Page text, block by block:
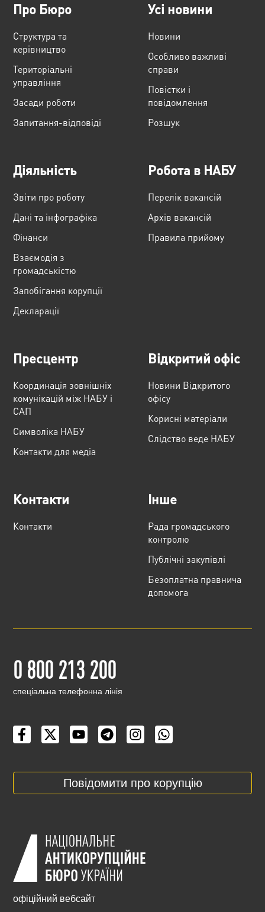
Про Бюро
Структура та
керівництво
Територіальні
управління
Засади роботи
Запитання-відповіді
Усі новини
Новини
Особливо важливі
справи
Повістки і
повідомлення
Розшук
Діяльність
Звіти про роботу
Дані та інфографіка
Фінанси
Взаємодія з
громадськістю
Запобігання корупції
Декларації
Робота в НАБУ
Перелік вакансій
Архів вакансій
Правила прийому
Пресцентр
Координація зовнішніх
комунікацій між НАБУ і
САП
Cимволіка НАБУ
Контакти для медіа
Відкритий офіс
Новини Відкритого
офісу
Корисні матеріали
Слідство веде НАБУ
Контакти
Контакти
Інше
Рада громадського
контролю
Публічні закупівлі
Безоплатна правнича
допомога
0 800 213 200
cпеціальна телефонна лінія
Повідомити про корупцію
офіційний вебсайт